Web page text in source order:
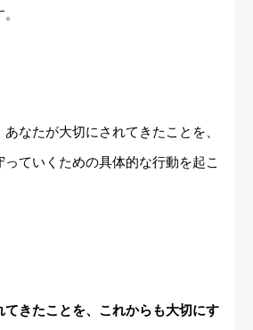
なたが大切にされてきたことを、
っていくための具体的な行動を起こ
てきたことを、これからも大切にす